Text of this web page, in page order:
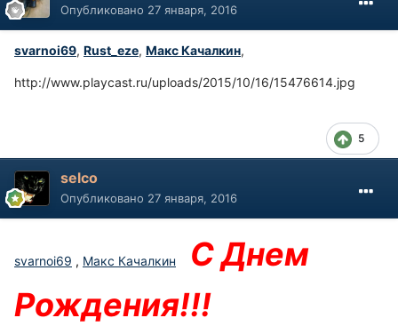
Опубликовано 27 января, 2016
svarnoi69, Rust_eze, Макс Качалкин,
http://www.playcast.ru/uploads/2015/10/16/15476614.jpg
5
selco
Опубликовано 27 января, 2016
svarnoi69 , Макс Качалкин
С Днем
Рождения!!!